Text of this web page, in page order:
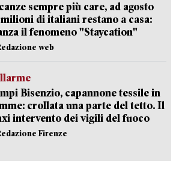
sempre più care, ad agosto
milioni di italiani restano a casa:
il fenomeno "Staycation"
web
Bisenzio, capannone tessile in
crollata una parte del tetto. Il
intervento dei vigili del fuoco
Firenze